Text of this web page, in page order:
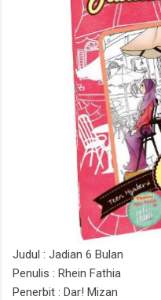
Judul : Jadian 6 Bulan
Penulis : Rhein Fathia
Penerbit : Dar! Mizan